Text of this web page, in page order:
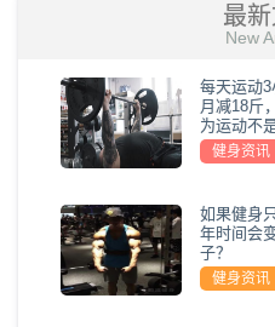
最
New
每天运动
月减18斤
为运动不
健身资讯
如果健身
年时间会
子？
健身资讯